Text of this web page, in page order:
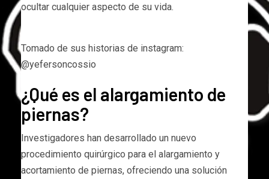
ocultar cualquier aspecto de su vida.
Tomado de sus historias de instagram:
@yefersoncossio
¿Qué es el alargamiento de
piernas?
Investigadores han desarrollado un nuevo
procedimiento quirúrgico para el alargamiento y
acortamiento de piernas, ofreciendo una solución